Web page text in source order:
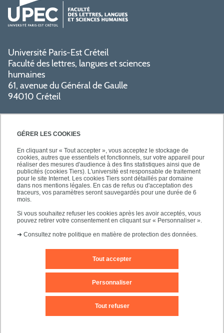
GÉRER LES COOKIES
En cliquant sur « Tout accepter », vous acceptez le stockage de
cookies, autres que essentiels et fonctionnels, sur votre appareil pour
réaliser des mesures d'audience à des fins statistiques ainsi que de
publicités (cookies Tiers). L'université est responsable de traitement
pour le site Internet. Les cookies Tiers sont détaillés par domaine
dans nos mentions légales. En cas de refus ou d'acceptation des
traceurs, vos paramètres seront sauvegardés pour une durée de 6
mois.
Si vous souhaitez refuser les cookies après les avoir acceptés, vous
pouvez retirer votre consentement en cliquant sur « Personnaliser ».
➜ Consultez notre politique en matière de protection des données.
Tout accepter
Tout refuser
Personnaliser
Université Paris-Est Créteil
Faculté des lettres, langues et sciences
humaines
61, avenue du Général de Gaulle
94010 Créteil
PRATIQUE
NOS FORMATIONS
Nous contacter
Plans d'accès Plan du site